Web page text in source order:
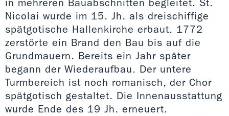
Nicolai wurde im 15. Jh. als dreischiffige
spätgotische Hallenkirche erbaut. 1772
zerstörte ein Brand den Bau bis auf die
Grundmauern. Bereits ein Jahr später
begann der Wiederaufbau. Der untere
Turmbereich ist noch romanisch, der Chor
spätgotisch gestaltet. Die Innenausstattung
wurde Ende des 19 Jh. erneuert.